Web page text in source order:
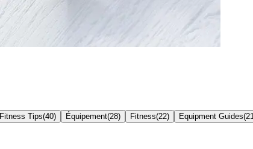
Fitness Tips(40) Équipement(28) Fitness(22) Equipment Guides(21